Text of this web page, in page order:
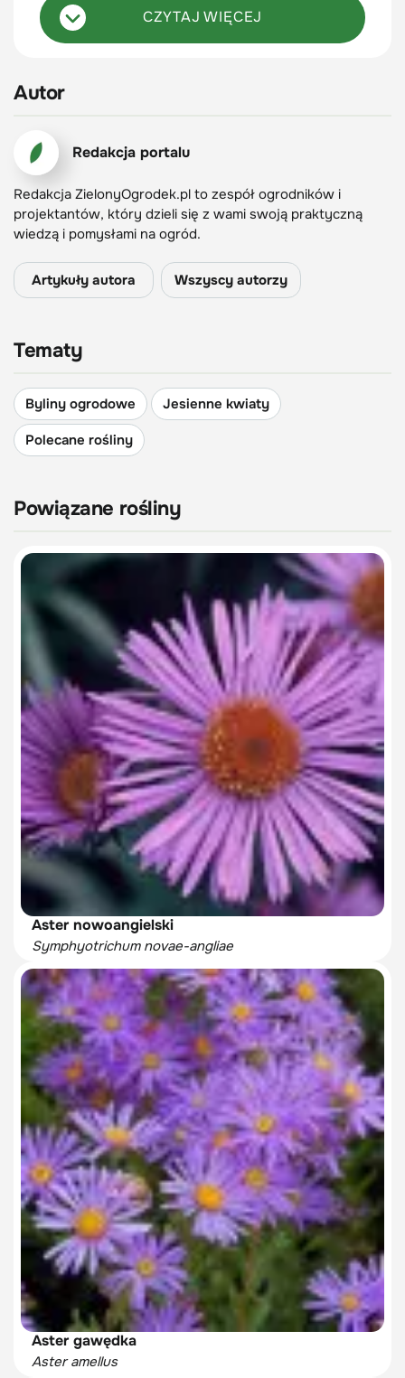
CZYTAJ WIĘCEJ
Autor
Redakcja portalu
Redakcja ZielonyOgrodek.pl to zespół ogrodników i
projektantów, który dzieli się z wami swoją praktyczną
wiedzą i pomysłami na ogród.
Artykuły autora Wszyscy autorzy
Tematy
Byliny ogrodowe
Jesienne kwiaty
Polecane rośliny
Powiązane rośliny
Aster nowoangielski
Symphyotrichum novae-angliae
Aster gawędka
Aster amellus